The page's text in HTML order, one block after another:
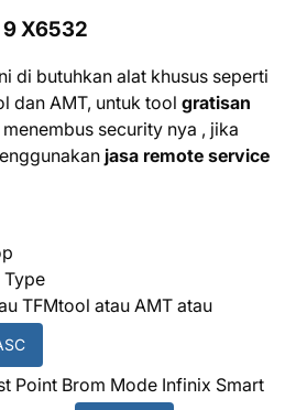
9 X6532
di butuhkan alat khusus seperti
dan AMT, untuk tool gratisan
security nya , jika
jasa remote service
Type
TFMtool atau AMT atau
Point Brom Mode Infinix Smart